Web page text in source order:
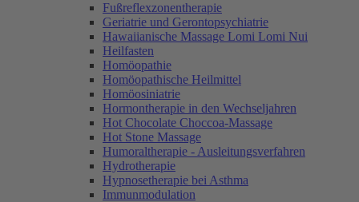
Fußreflexzonentherapie
Geriatrie und Gerontopsychiatrie
Hawaiianische Massage Lomi Lomi Nui
Heilfasten
Homöopathie
Homöopathische Heilmittel
Homöosiniatrie
Hormontherapie in den Wechseljahren
Hot Chocolate Choccoa-Massage
Hot Stone Massage
Humoraltherapie - Ausleitungsverfahren
Hydrotherapie
Hypnosetherapie bei Asthma
Immunmodulation